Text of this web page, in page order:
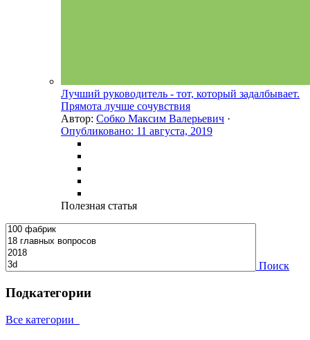
Лучший руководитель - тот, который задалбывает.
Прямота лучше сочувствия
Автор: Собко Максим Валерьевич ·
Опубликовано: 11 августа, 2019
Полезная статья
Поиск
Подкатегории
Все категории